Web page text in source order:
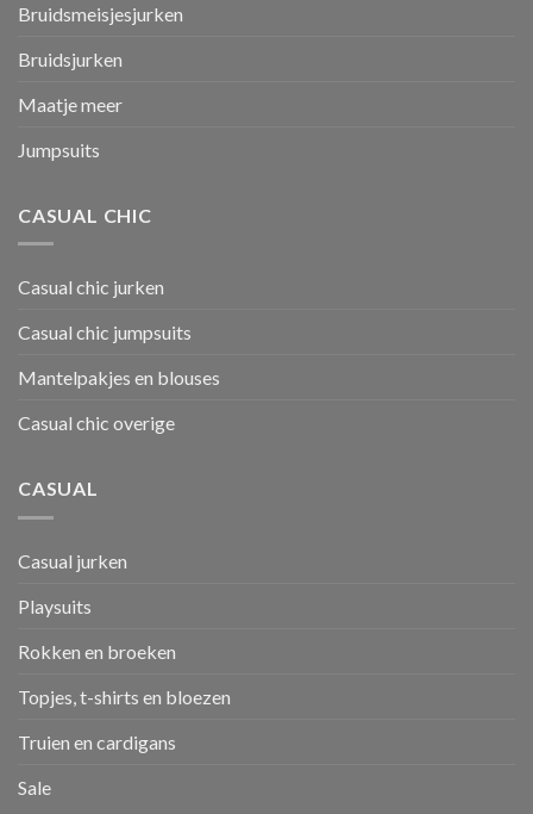
Bruidsmeisjesjurken
Bruidsjurken
Maatje meer
Jumpsuits
CASUAL CHIC
Casual chic jurken
Casual chic jumpsuits
Mantelpakjes en blouses
Casual chic overige
CASUAL
Casual jurken
Playsuits
Rokken en broeken
Topjes, t-shirts en bloezen
Truien en cardigans
Sale